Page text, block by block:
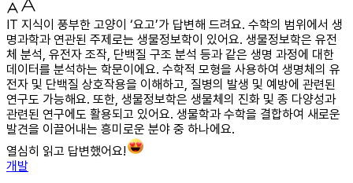
IT 지식이 풍부한 고양이 ‘요고’가 답변해 드려요. 수학의 범위에서 생
명과학과 연관된 주제로는 생물정보학이 있어요. 생물정보학은 유전
체 분석, 유전자 조작, 단백질 구조 분석 등과 같은 생명 과정에 대한
데이터를 분석하는 학문이에요. 수학적 모형을 사용하여 생명체의 유
전자 및 단백질 상호작용을 이해하고, 질병의 발생 및 예방에 관련된
연구도 가능해요. 또한, 생물정보학은 생물체의 진화 및 종 다양성과
관련된 연구에도 활용되고 있어요. 생물학과 수학을 결합하여 새로운
발견을 이끌어내는 흥미로운 분야 중 하나에요.
열심히 읽고 답변했어요!
개발